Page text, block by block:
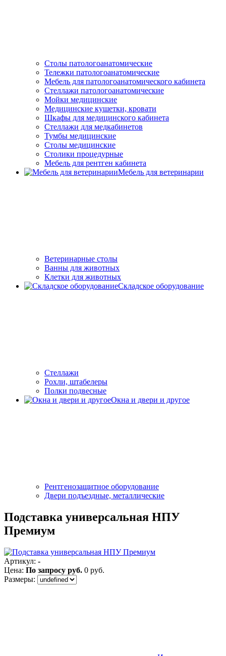
Столы патологоанатомические
Тележки патологоанатомические
Мебель для патологоанатомического кабинета
Стеллажи патологоанатомические
Мойки медицинские
Медицинские кушетки, кровати
Шкафы для медицинского кабинета
Стеллажи для медкабинетов
Тумбы медицинские
Столы медицинские
Столики процедурные
Мебель для рентген кабинета
Мебель для ветеринарии
Ветеринарные столы
Ванны для животных
Клетки для животных
Складское оборудование
Стеллажи
Рохли, штабелеры
Полки подвесные
Окна и двери и другое
Рентгенозащитное оборудование
Двери подъездные, металлические
Подставка универсальная НПУ
Премиум
Артикул: -
Цена: По запросу руб. 0 руб.
Размеры: